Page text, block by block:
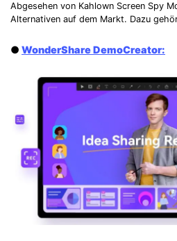
Abgesehen von Kahlown Screen Spy
Alternativen auf dem Markt. Dazu
● WonderShare DemoCreator: